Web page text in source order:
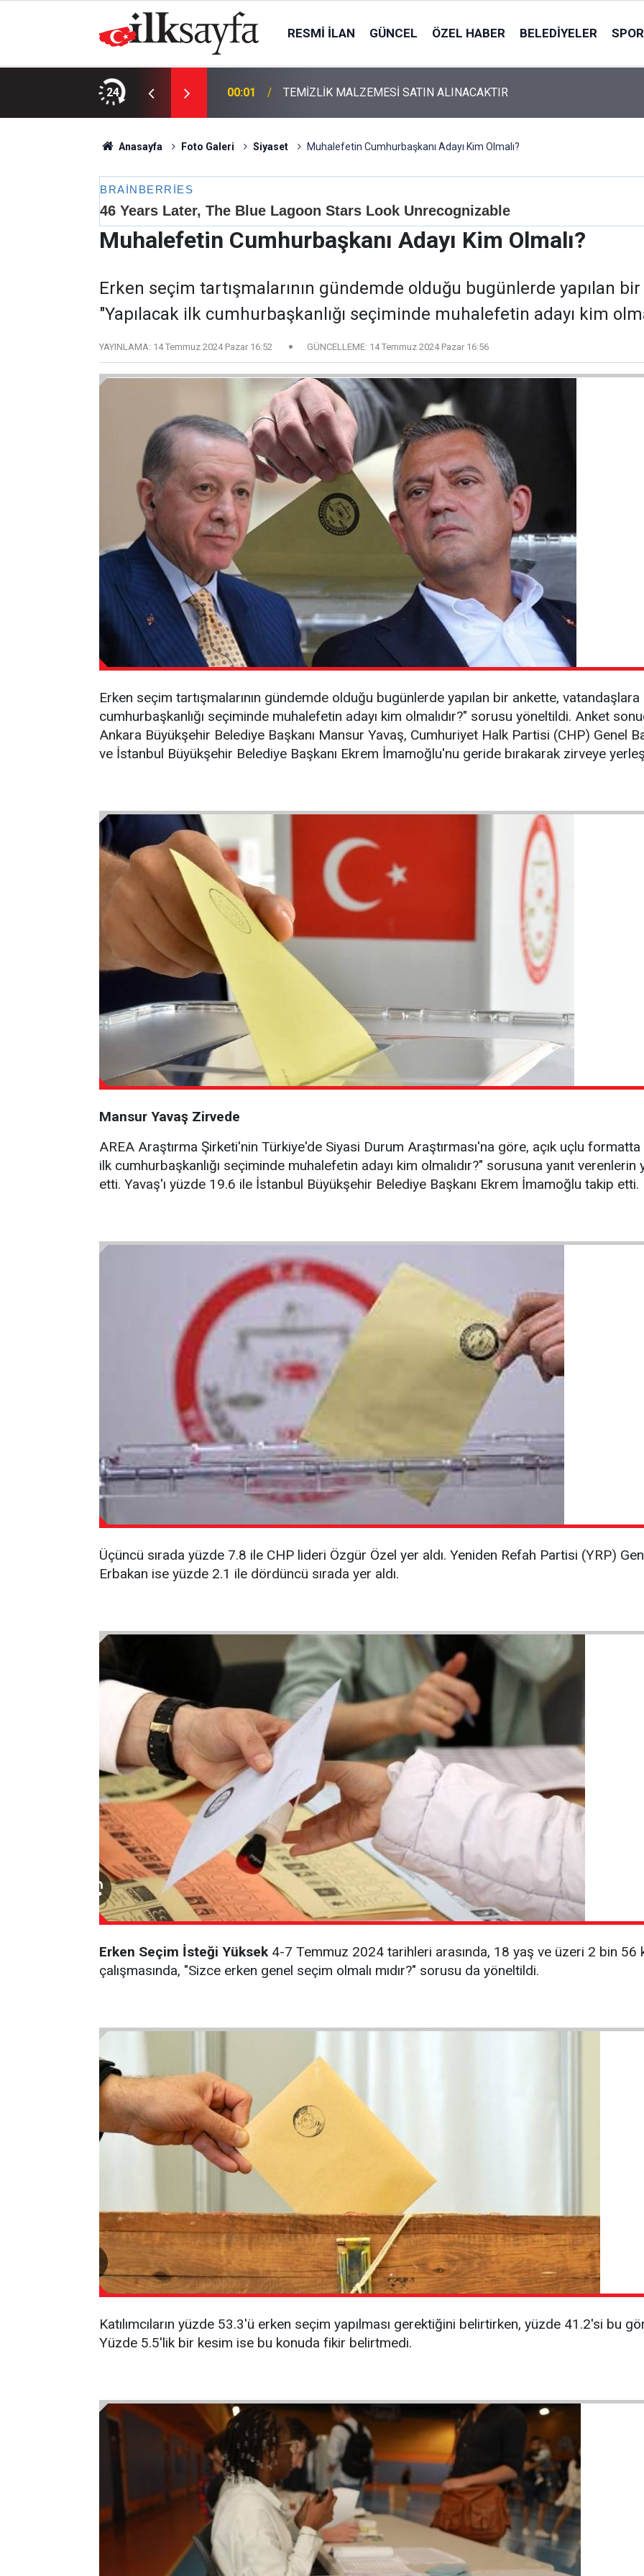
RESMI İLAN GÜNCEL ÖZEL HABER BELEDIYELER SPOR
24 00:01 TEMİZLİK MALZEMESİ SATIN ALINACAKTIR
Anasayfa Foto Galeri Siyaset Muhalefetin Cumhurbaşkanı Adayı Kim Olmalı?
Muhalefetin Cumhurbaşkanı Adayı Kim Olmalı?
Erken seçim tartışmalarının gündemde olduğu bugünlerde yapılan
"Yapılacak ilk cumhurbaşkanlığı seçiminde muhalefetin adayı kim
YAYINLAMA: 14 Temmuz 2024 Pazar 16:52 GÜNCELLEME: 14 Temmuz 2024 Pazar 16:56
Erken seçim tartışmalarının gündemde olduğu bugünlerde yapılan bir ankette, vatandaşlara
cumhurbaşkanlığı seçiminde muhalefetin adayı kim olmalıdır?" sorusu yöneltildi. Anket
Ankara Büyükşehir Belediye Başkanı Mansur Yavaş, Cumhuriyet Halk Partisi (CHP) Genel
ve İstanbul Büyükşehir Belediye Başkanı Ekrem İmamoğlu'nu geride bırakarak zirveye
Mansur Yavaş Zirvede
AREA Araştırma Şirketi'nin Türkiye'de Siyasi Durum Araştırması'na göre, açık uçlu formatta
ilk cumhurbaşkanlığı seçiminde muhalefetin adayı kim olmalıdır?" sorusuna yanıt
etti. Yavaş'ı yüzde 19.6 ile İstanbul Büyükşehir Belediye Başkanı Ekrem İmamoğlu takip etti.
Üçüncü sırada yüzde 7.8 ile CHP lideri Özgür Özel yer aldı. Yeniden Refah Partisi (YRP)
Erbakan ise yüzde 2.1 ile dördüncü sırada yer aldı.
Erken Seçim İsteği Yüksek4-7 Temmuz 2024 tarihleri arasında, 18 yaş ve üzeri 2 bin 56
çalışmasında, "Sizce erken genel seçim olmalı mıdır?" sorusu da yöneltildi.
Katılımcıların yüzde 53.3'ü erken seçim yapılması gerektiğini belirtirken, yüzde 41.2'si bu
Yüzde 5.5'lik bir kesim ise bu konuda fikir belirtmedi.